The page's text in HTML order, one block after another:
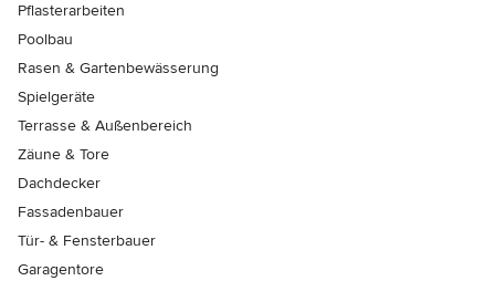
Pflasterarbeiten
Poolbau
Rasen & Gartenbewässerung
Spielgeräte
Terrasse & Außenbereich
Zäune & Tore
Dachdecker
Fassadenbauer
Tür- & Fensterbauer
Garagentore